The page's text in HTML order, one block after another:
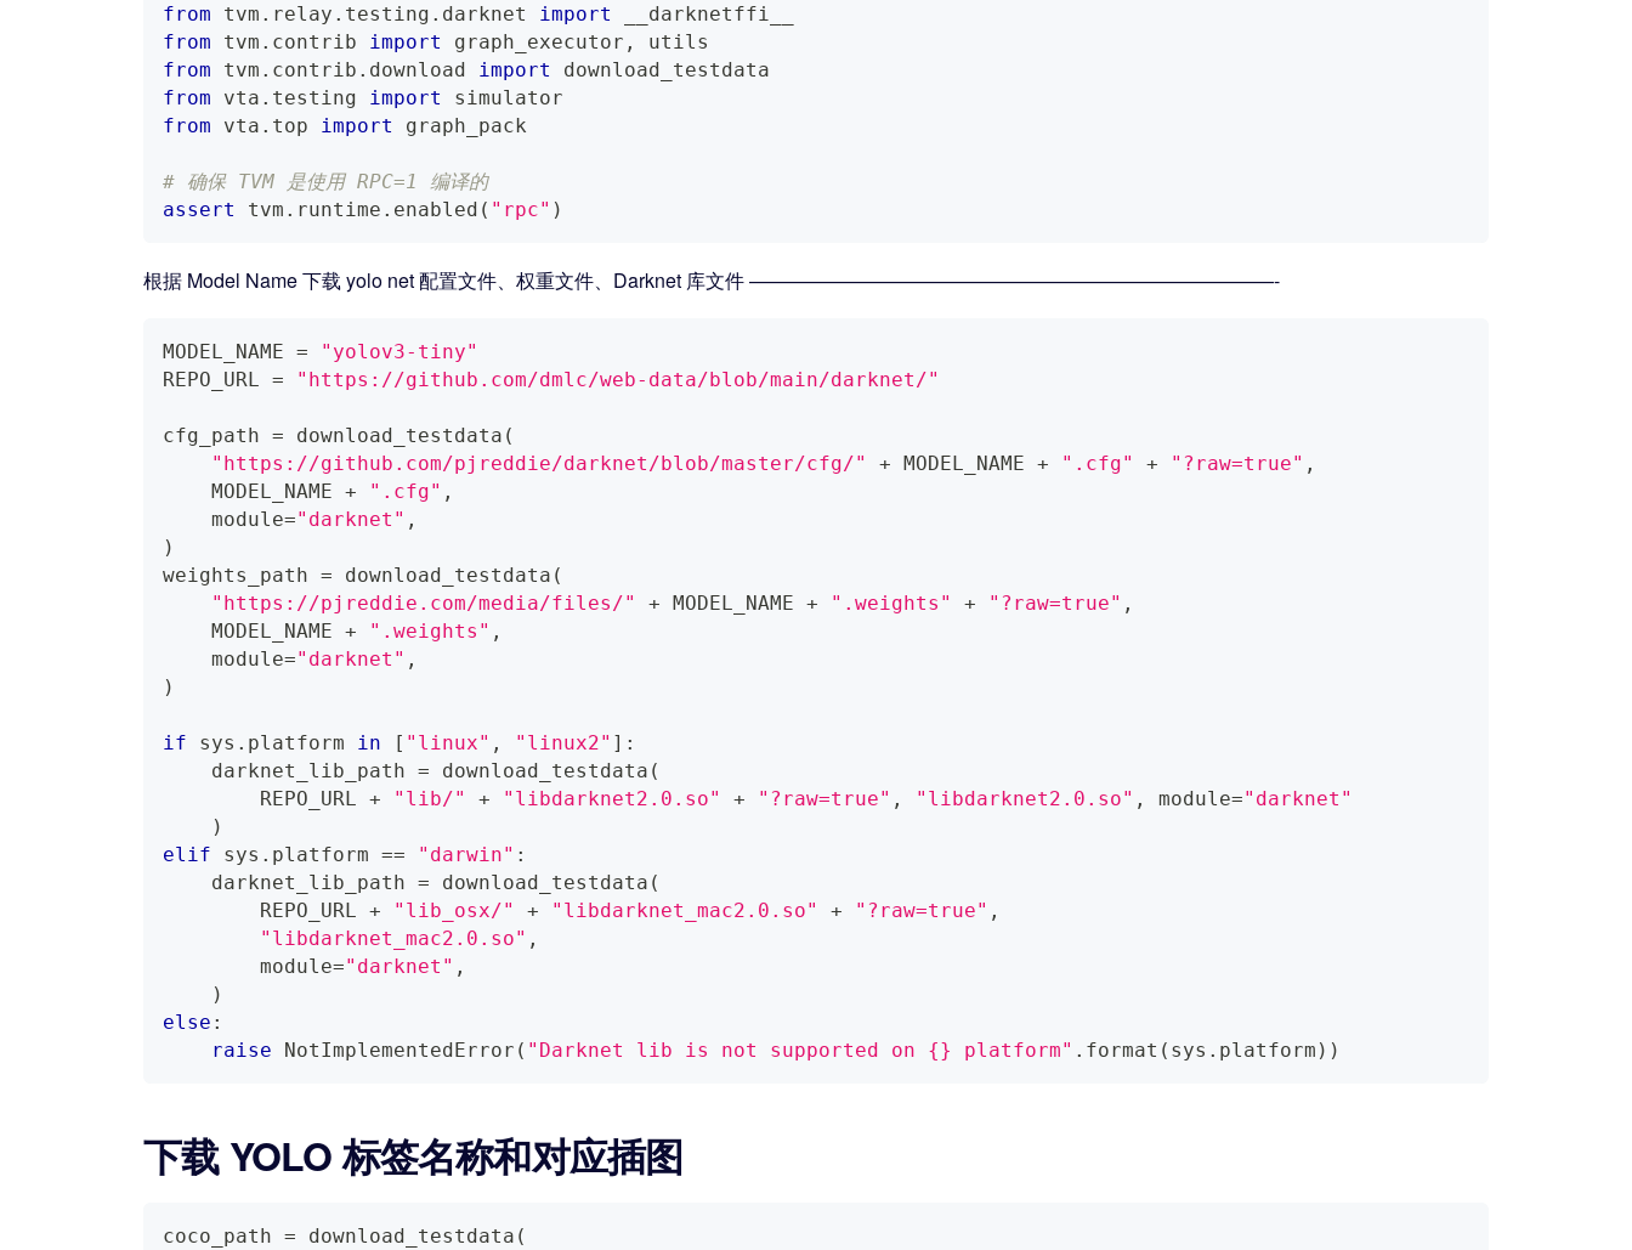
from tvm . relay . testing . darknet import
__darknetffi__
from tvm . contrib import graph_executor ,
utils
from tvm . contrib . download import
download_testdata
from vta . testing import
simulator
from vta . top import graph_pack
# 确保 TVM 是使用 RPC=1 编译的
assert
tvm . runtime . enabled ( "rpc" )
根据 Model Name 下载 yolo net 配置文件、权重文件、Darknet 库文件 ———————————————————————————-
MODEL_NAME =
"yolov3-tiny"
REPO_URL = "https://github.com/dmlc/web-data/blob/main/darknet/"
cfg_path = download_testdata (
"https://github.com/pjreddie/darknet/blob/master/cfg/"
+ MODEL_NAME + ".cfg" + "?raw=true" ,
    MODEL_NAME
+ ".cfg" ,
    module
="darknet" ,
)
weights_path = download_testdata (
"https://pjreddie.com/media/files/"
+ MODEL_NAME + ".weights" + "?raw=true" ,
    MODEL_NAME
+ ".weights" ,
    module
="darknet" ,
)
if sys . platform in [ "linux" , "linux2" ] :
    darknet_lib_path
= download_testdata (
        REPO_URL
+ "lib/" + "libdarknet2.0.so" + "?raw=true" , "libdarknet2.0.so" , module="darknet"
)
elif sys . platform == "darwin" :
    darknet_lib_path
= download_testdata (
        REPO_URL
+ "lib_osx/" + "libdarknet_mac2.0.so" + "?raw=true" ,
"libdarknet_mac2.0.so" ,
        module
="darknet" ,
)
else :
raise NotImplementedError ( "Darknet lib is not supported on {} platform" . format ( sys . platform ) )
下载 YOLO 标签名称和对应插图
coco_path = download_testdata (